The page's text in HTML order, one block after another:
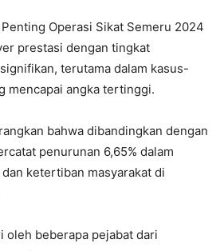
Operasi Sikat Semeru 2024
prestasi dengan tingkat
terutama dalam kasus-
mencapai angka tertinggi.
bahwa dibandingkan dengan
penurunan 6,65% dalam
ketertiban masyarakat di
oleh beberapa pejabat dari